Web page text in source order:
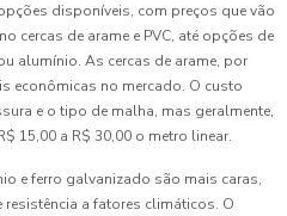
disponíveis, com preços que vão
cercas de arame e PVC, até opções de
alumínio. As cercas de arame, por
econômicas no mercado. O custo
e o tipo de malha, mas geralmente,
15,00 a R$ 30,00 o metro linear.
e ferro galvanizado são mais caras,
a fatores climáticos. O